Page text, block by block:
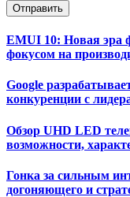
Отправить
EMUI 10: Новая эра
фокусом на
Google
конкуренции с
Обзор UHD LED
возможности,
Гонка за сильным
догоняющего и